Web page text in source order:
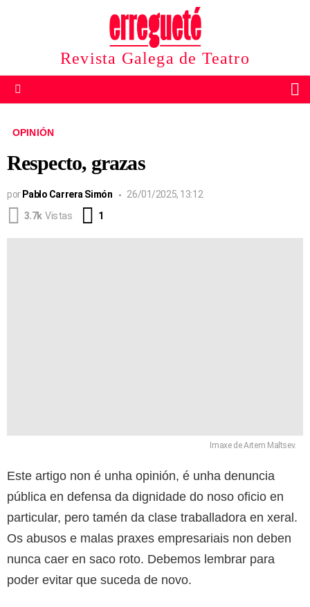
Revista Galega de Teatro
OPINIÓN
Respecto, grazas
por Pablo Carrera Simón
26/01/2025, 13:12
3.7k Vistas 1
Imaxe de Artem Maltsev.
Este artigo non é unha opinión, é unha denuncia
pública en defensa da dignidade do noso oficio en
particular, pero tamén da clase traballadora en xeral.
Os abusos e malas praxes empresariais non deben
nunca caer en saco roto. Debemos lembrar para
poder evitar que suceda de novo.